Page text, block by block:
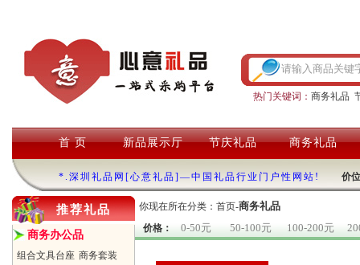
热门关键词： 商务礼品
首 页 新品展示厅 节庆礼品 商务礼品
*.深圳礼品网[心意礼品]—中国礼品行业门户性网站! 价
推荐礼品
商务办公品
组合文具台座 商务套装
你现在所在分类： 首页-商务礼品
价格： 0-50元 50-100元 100-200元